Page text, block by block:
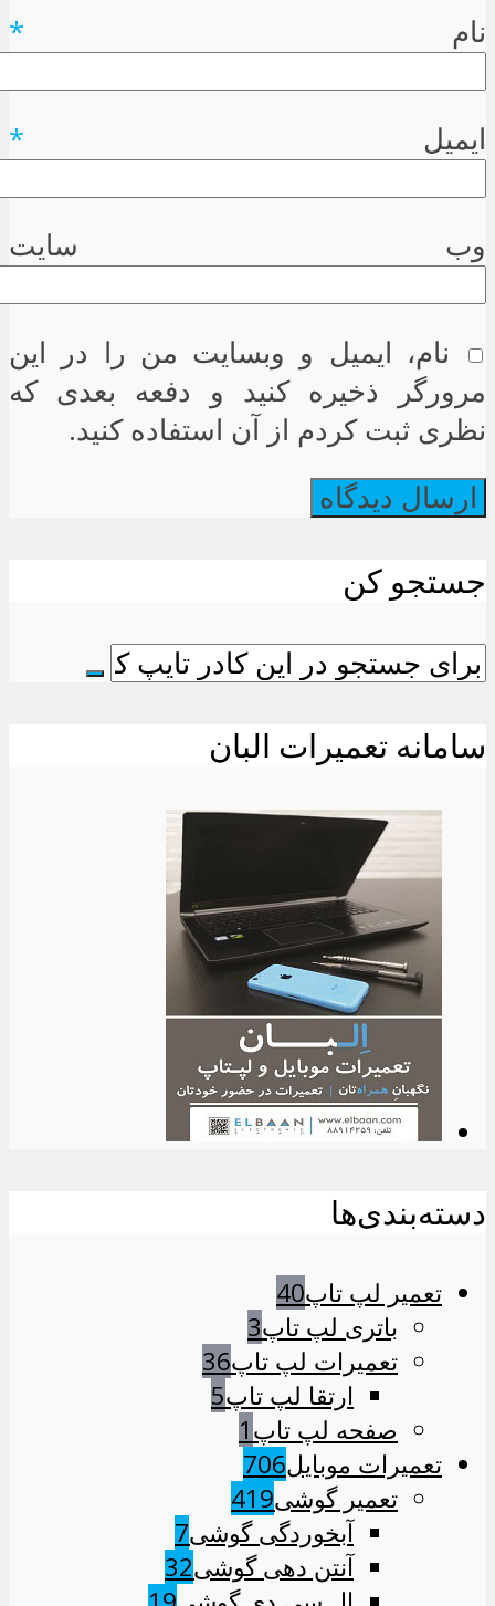
نام *
ایمیل *
وب سایت
نام، ایمیل و وبسایت من را در این
مرورگر ذخیره کنید و دفعه بعدی که
نظری ثبت کردم از آن استفاده کنید.
جستجو کن
سامانه تعمیرات البان
دسته‌بندی‌ها
تعمیر لپ تاپ40
باتری لپ تاپ3
تعمیرات لپ تاپ36
ارتقا لپ تاپ5
صفحه لپ تاپ1
تعمیرات موبایل706
تعمیر گوشی419
آبخوردگی گوشی7
آنتن دهی گوشی32